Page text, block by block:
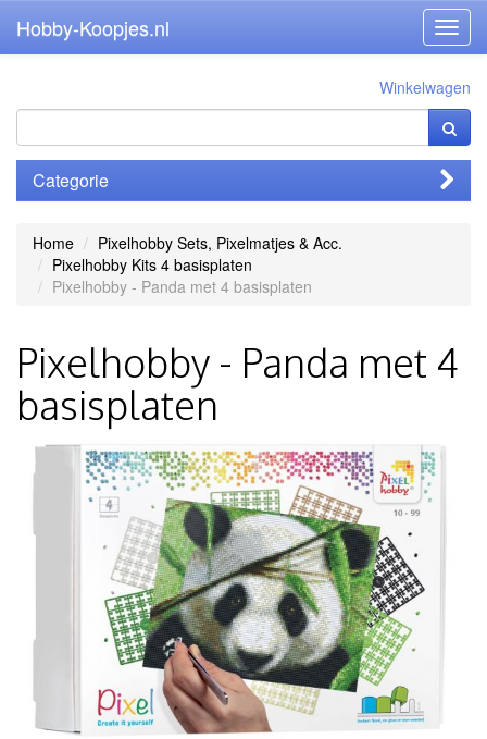
Hobby-Koopjes.nl
Winkelwagen
Categorie
Home
Pixelhobby Sets, Pixelmatjes & Acc.
Pixelhobby Kits 4 basisplaten
Pixelhobby - Panda met 4 basisplaten
Pixelhobby - Panda met 4
basisplaten